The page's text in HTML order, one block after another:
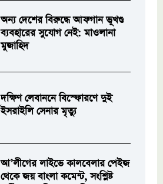
অন্য দেশের বিরুদ্ধে আফগান ভূখণ্ড
ব্যবহারের সুযোগ নেই: মাওলানা
মুজাহিদ
দক্ষিণ লেবাননে বিস্ফোরণে দুই
ইসরাইলি সেনার মৃত্যু
আ’লীগের লাইভে কালবেলার পেইজ
থেকে জয় বাংলা কমেন্ট, সংশ্লিষ্ট